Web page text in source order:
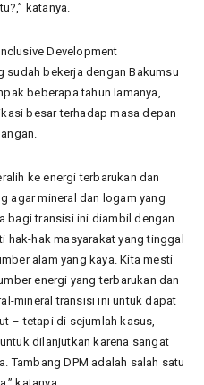
katanya.
Development
sudah bekerja dengan Bakumsu
beberapa tahun lamanya,
besar terhadap masa depan
ke energi terbarukan dan
agar mineral dan logam yang
bagi transisi ini diambil dengan
hak-hak masyarakat yang tinggal
alam yang kaya. Kita mesti
energi yang terbarukan dan
mineral transisi ini untuk dapat
– tetapi di sejumlah kasus,
dilanjutkan karena sangat
Tambang DPM adalah salah satu